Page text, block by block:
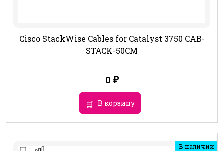
Cisco StackWise Cables for Catalyst 3750 CAB-
STACK-50CM
0 ₽
В корзину
В наличии